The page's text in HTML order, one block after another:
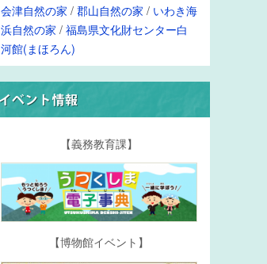
会津自然の家 /郡山自然の家 / いわき海
浜自然の家 /福島県文化財センター白
河館(まほろん)
【義務教育課】
【博物館イベント】